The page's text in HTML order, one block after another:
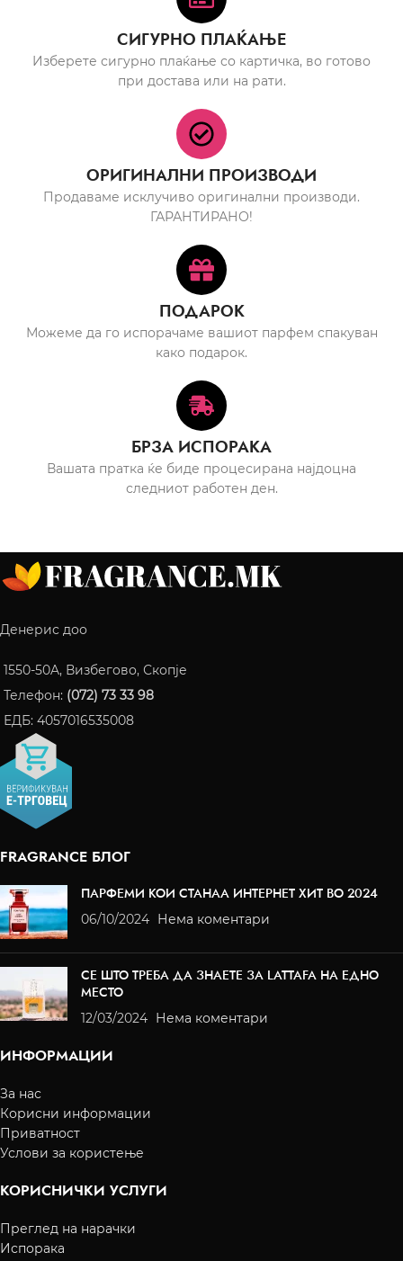
СИГУРНО ПЛАЌАЊЕ
Изберете сигурно плаќање со картичка, во готово
при достава или на рати.
ОРИГИНАЛНИ ПРОИЗВОДИ
Продаваме исклучиво оригинални производи.
ГАРАНТИРАНО!
ПОДАРОК
Можеме да го испорачаме вашиот парфем спакуван
како подарок.
БРЗА ИСПОРАКА
Вашата пратка ќе биде процесирана најдоцна
следниот работен ден.
Денерис доо
1550-50A, Визбегово, Скопје
Телефон: (072) 73 33 98
ЕДБ: 4057016535008
FRAGRANCE БЛОГ
ПАРФЕМИ КОИ СТАНАА ИНТЕРНЕТ ХИТ ВО 2024
06/10/2024 Нема коментари
СЕ ШТО ТРЕБА ДА ЗНАЕТЕ ЗА LATTAFA НА ЕДНО
МЕСТО
12/03/2024 Нема коментари
ИНФОРМАЦИИ
За нас
Корисни информации
Приватност
Услови за користење
КОРИСНИЧКИ УСЛУГИ
Преглед на нарачки
Испорака